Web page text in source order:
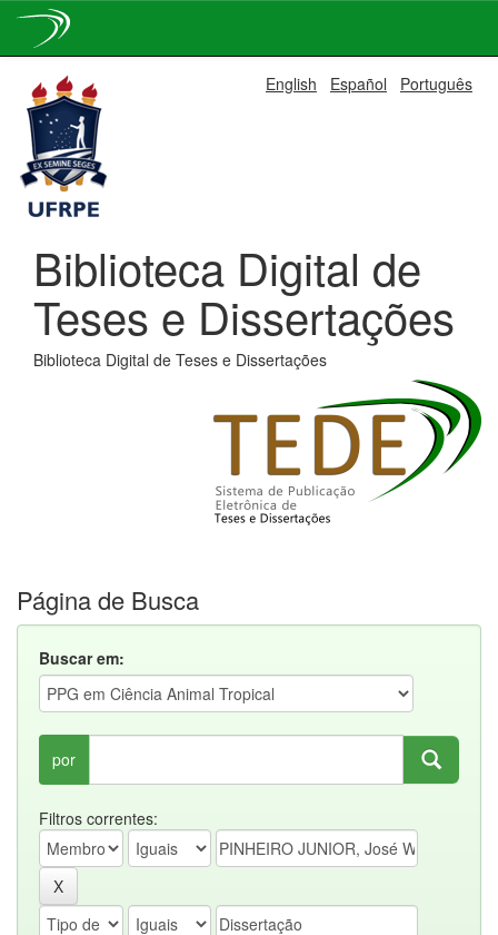
navigation
English Español Português
Biblioteca Digital de
Teses e Dissertações
Biblioteca Digital de Teses e Dissertações
Página de Busca
Buscar em:
por
Filtros correntes: